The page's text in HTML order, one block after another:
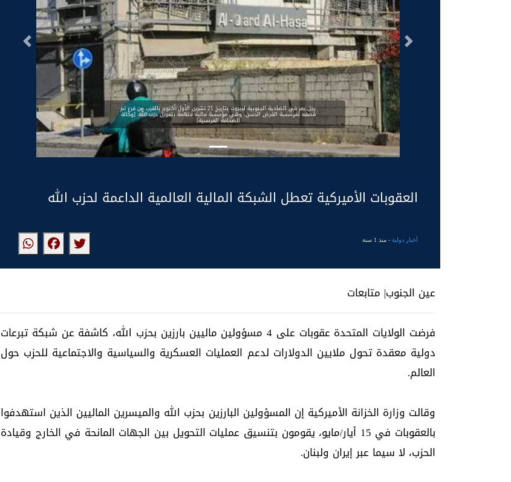
رجل يمر في الضاحية الجنوبية لبيروت بتاريخ 21 تشرين الأول/أكتوبر بالقرب من فرع تم
قصفه لمؤسسة القرض الحسن، وهي مؤسسة مالية متهمة بتمويل حزب الله. [وكالة
الصحافة الفرنسية]
التالى السابق
العقوبات الأميركية تعطل الشبكة المالية العالمية الداعمة لحزب الله
أخبار دولية- منذ 1 سنة
عين الجنوب| متابعات
فرضت الولايات المتحدة عقوبات على 4 مسؤولين ماليين بارزين بحزب الله، كاشفة عن شبكة تبرعات
دولية معقدة تحول ملايين الدولارات لدعم العمليات العسكرية والسياسية والاجتماعية للحزب حول
العالم.
وقالت وزارة الخزانة الأميركية إن المسؤولين البارزين بحزب الله والميسرين الماليين الذين استهدفوا
بالعقوبات في 15 أيار/مايو، يقومون بتنسيق عمليات التحويل بين الجهات المانحة في الخارج وقيادة
الحزب، لا سيما عبر إيران ولبنان.